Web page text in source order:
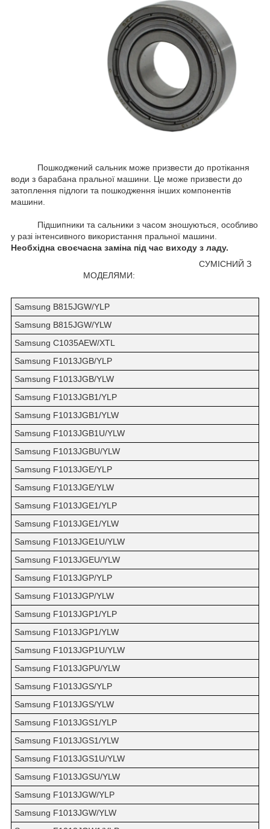
Пошкоджений сальник може призвести до протікання
води з барабана пральної машини. Це може призвести до
затоплення підлоги та пошкодження інших компонентів
машини.
Підшипники та сальники з часом зношуються, особливо
у разі інтенсивного використання пральної машини.
Необхідна своєчасна заміна під час виходу з ладу.
СУМІСНИЙ З
МОДЕЛЯМИ:
Samsung B815JGW/YLP
Samsung B815JGW/YLW
Samsung C1035AEW/XTL
Samsung F1013JGB/YLP
Samsung F1013JGB/YLW
Samsung F1013JGB1/YLP
Samsung F1013JGB1/YLW
Samsung F1013JGB1U/YLW
Samsung F1013JGBU/YLW
Samsung F1013JGE/YLP
Samsung F1013JGE/YLW
Samsung F1013JGE1/YLP
Samsung F1013JGE1/YLW
Samsung F1013JGE1U/YLW
Samsung F1013JGEU/YLW
Samsung F1013JGP/YLP
Samsung F1013JGP/YLW
Samsung F1013JGP1/YLP
Samsung F1013JGP1/YLW
Samsung F1013JGP1U/YLW
Samsung F1013JGPU/YLW
Samsung F1013JGS/YLP
Samsung F1013JGS/YLW
Samsung F1013JGS1/YLP
Samsung F1013JGS1/YLW
Samsung F1013JGS1U/YLW
Samsung F1013JGSU/YLW
Samsung F1013JGW/YLP
Samsung F1013JGW/YLW